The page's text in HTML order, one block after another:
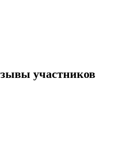
участников